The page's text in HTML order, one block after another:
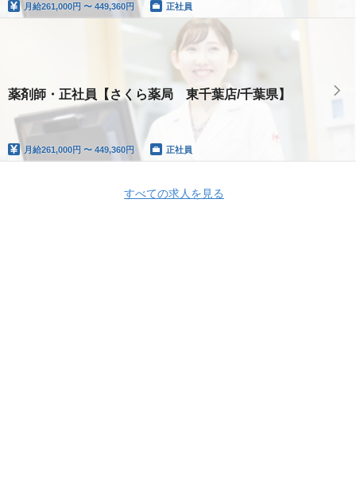
月給261,000円 〜 449,360円 正社員
薬剤師・正社員【さくら薬局 東千葉店/千葉県】
月給261,000円 〜 449,360円 正社員
すべての求人を見る